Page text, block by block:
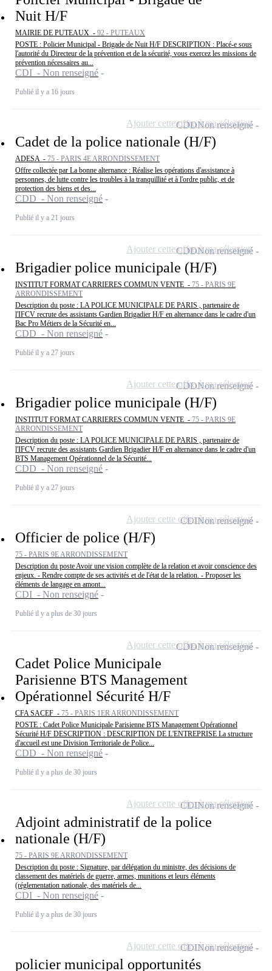
Nuit H/F
MAIRIE DE PUTEAUX - 92 - PUTEAUX
POSTE : Policier Municipal - Brigade de Nuit H/F DESCRIPTION : Placé-e sous
l'autorité du Directeur de la prévention et de la sécurité, vous exercez les missions de
prévention nécessaires au...
CDI - Non renseigné
Publié il y a 16 jours
Cadet de la police nationale (H/F)
ADESA - 75 - PARIS 4E ARRONDISSEMENT
Offre collectée par La bonne alternance : Réalise les opérations d'assistance à
personnes, de lutte contre les troubles à la tranquillité et à l'ordre public, et de
protection des biens et des...
CDD - Non renseigné
Publié il y a 21 jours
CDDNon renseigné
Ajouter cette offre à ma sélection
Brigadier police municipale (H/F)
INSTITUT FORMAT CARRIERES COMMUN VENTE - 75 - PARIS 9E
ARRONDISSEMENT
Description du poste : LA POLICE MUNICIPALE DE PARIS , partenaire de
l'IFCV recrute des assistants Gardien Brigadier H/F en alternance dans le cadre d'un
Bac Pro Métiers de la Sécurité en...
CDD - Non renseigné
Publié il y a 27 jours
CDDNon renseigné
Ajouter cette offre à ma sélection
Brigadier police municipale (H/F)
INSTITUT FORMAT CARRIERES COMMUN VENTE - 75 - PARIS 9E
ARRONDISSEMENT
Description du poste : LA POLICE MUNICIPALE DE PARIS , partenaire de
l'IFCV recrute des assistants Gardien Brigadier H/F en alternance dans le cadre d'un
BTS Management Opérationnel de la Sécurité...
CDD - Non renseigné
Publié il y a 27 jours
CDDNon renseigné
Ajouter cette offre à ma sélection
Officier de police (H/F)
75 - PARIS 9E ARRONDISSEMENT
Description du poste Avoir une vision complète de la relation et avoir conscience des
enjeux. - Rendre compte de ses activités et de l'état de la relation. - Proposer les
éléments de langage en amont...
CDI - Non renseigné
Publié il y a plus de 30 jours
CDINon renseigné
Ajouter cette offre à ma sélection
Cadet Police Municipale
Parisienne BTS Management
Opérationnel Sécurité H/F
CFA SACEF - 75 - PARIS 1ER ARRONDISSEMENT
POSTE : Cadet Police Municipale Parisienne BTS Management Opérationnel
Sécurité H/F DESCRIPTION : DESCRIPTION DE L'ENTREPRISE La structure
d'accueil est une Division Territoriale de Police...
CDD - Non renseigné
Publié il y a plus de 30 jours
CDDNon renseigné
Ajouter cette offre à ma sélection
Adjoint administratif de la police
nationale (H/F)
75 - PARIS 9E ARRONDISSEMENT
Description du poste : Signature, par délégation du ministre, des décisions de
classement des matériels de guerre, armes, munitions et leurs éléments
(réglementation nationale, des matériels de...
CDI - Non renseigné
Publié il y a plus de 30 jours
CDINon renseigné
Ajouter cette offre à ma sélection
policier municipal opportunités
CDINon renseigné
Ajouter cette offre à ma sélection